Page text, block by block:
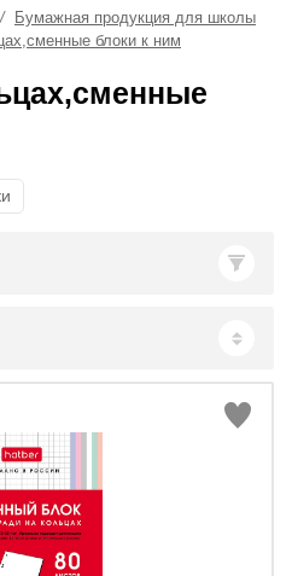
Бумажная продукция для школы
блоки к ним